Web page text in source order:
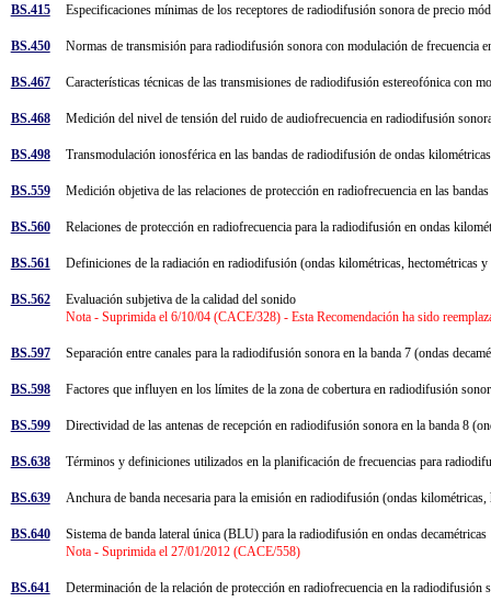
BS.415 Especificaciones mínimas de los receptores de radiodifusión sonora de precio
BS.450 Normas de transmisión para radiodifusión sonora con modulación de frecuencia
BS.467 Características técnicas de las transmisiones de radiodifusión estereofónica con
BS.468 Medición del nivel de tensión del ruido de audiofrecuencia en radiodifusión
BS.498 Transmodulación ionosférica en las bandas de radiodifusión de ondas
BS.559 Medición objetiva de las relaciones de protección en radiofrecuencia en las
BS.560 Relaciones de protección en radiofrecuencia para la radiodifusión en ondas
BS.561 Definiciones de la radiación en radiodifusión (ondas kilométricas, hectométricas
BS.562
Evaluación subjetiva de la calidad del sonido
Nota - Suprimida el 6/10/04 (CACE/328) - Esta Recomendación ha sido
BS.597 Separación entre canales para la radiodifusión sonora en la banda 7 (ondas
BS.598 Factores que influyen en los límites de la zona de cobertura en radiodifusión
BS.599 Directividad de las antenas de recepción en radiodifusión sonora en la banda 8
BS.638 Términos y definiciones utilizados en la planificación de frecuencias para
BS.639 Anchura de banda necesaria para la emisión en radiodifusión (ondas
BS.640
Sistema de banda lateral única (BLU) para la radiodifusión en ondas
Nota - Suprimida el 27/01/2012 (CACE/558)
BS.641 Determinación de la relación de protección en radiofrecuencia en la